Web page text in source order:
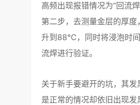
高频出现报错情况为“回流
第二步，去测量金层的厚
升到88℃，同时将浸泡时
流焊进行验证。
关于新手要避开的坑，其
是正常的情况却依旧出现